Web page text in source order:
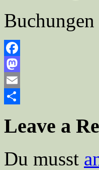
Facebook
Mastodon
Email
Leave a
Du musst